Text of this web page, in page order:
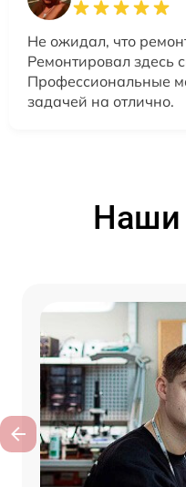
Не ожидал, что
Ремонтировал здесь
Профессиональные
задачей на отлично.
Наши